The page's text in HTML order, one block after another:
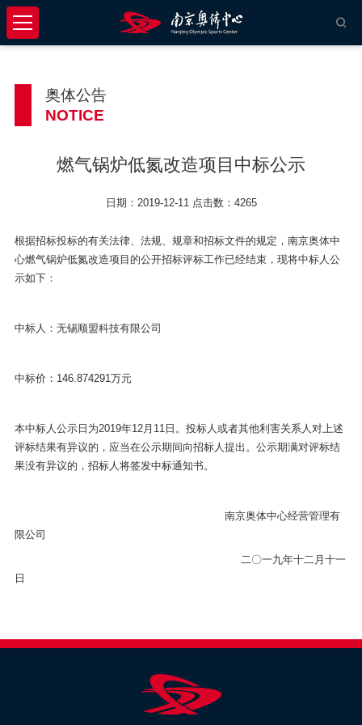
奥体公告
NOTICE
燃气锅炉低氮改造项目中标公示
日期：2019-12-11 点击数：4265
根据招标投标的有关法律、法规、规章和招标文件的规定，南京奥体中
心燃气锅炉低氮改造项目的公开招标评标工作已经结束，现将中标人公
示如下：
中标人：无锡顺盟科技有限公司
中标价：146.874291万元
本中标人公示日为2019年12月11日。投标人或者其他利害关系人对上述
评标结果有异议的，应当在公示期间向招标人提出。公示期满对评标结
果没有异议的，招标人将签发中标通知书。
南京奥体中心经营管理有
限公司
二〇一九年十二月十一
日